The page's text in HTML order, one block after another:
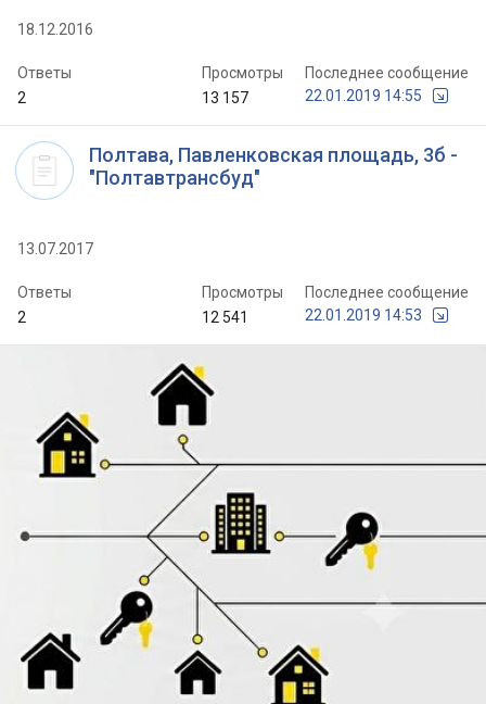
18.12.2016
Ответы
2
Просмотры
13 157
Последнее сообщение
22.01.2019 14:55
Полтава, Павленковская площадь, 3б -
"Полтавтрансбуд"
13.07.2017
Ответы
2
Просмотры
12 541
Последнее сообщение
22.01.2019 14:53